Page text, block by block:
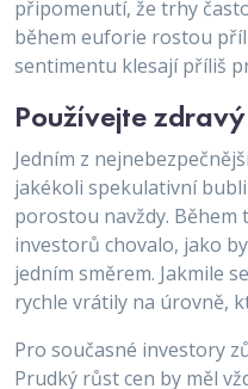
připomenutí, že trhy
během euforie rostou
sentimentu klesají příliš
Používejte
Jedním z
jakékoli spekulativní
porostou navždy. Během
investorů chovalo, jako
jedním směrem. Jakmile
rychle vrátily na úrovně,
Pro současné investory
Prudký růst cen by měl